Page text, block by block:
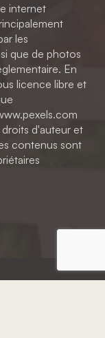
internet
les
que de photos
En
licence libre et
droits d'auteur et
contenus sont